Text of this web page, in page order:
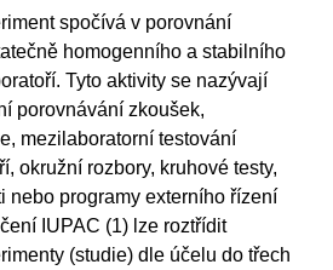
spočívá v porovnání
homogenního a stabilního
Tyto aktivity se nazývají
porovnávání zkoušek,
mezilaboratorní testování
okružní rozbory, kruhové testy,
nebo programy externího řízení
IUPAC (1) lze roztřídit
(studie) dle účelu do třech